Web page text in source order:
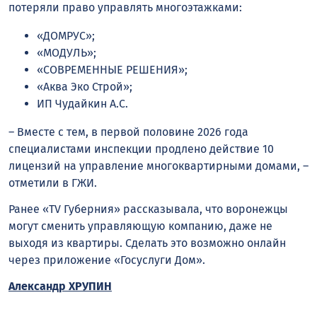
потеряли право управлять многоэтажками:
«ДОМРУС»;
«МОДУЛЬ»;
«СОВРЕМЕННЫЕ РЕШЕНИЯ»;
«Аква Эко Строй»;
ИП Чудайкин А.С.
– Вместе с тем, в первой половине 2026 года
специалистами инспекции продлено действие 10
лицензий на управление многоквартирными домами, –
отметили в ГЖИ.
Ранее «TV Губерния» рассказывала, что воронежцы
могут сменить управляющую компанию, даже не
выходя из квартиры. Сделать это возможно онлайн
через приложение «Госуслуги Дом».
Александр ХРУПИН